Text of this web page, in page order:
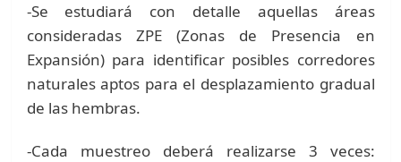
-Se estudiará con detalle aquellas áreas
consideradas ZPE (Zonas de Presencia en
Expansión) para identificar posibles corredores
naturales aptos para el desplazamiento gradual
de las hembras.
-Cada muestreo deberá realizarse 3 veces: